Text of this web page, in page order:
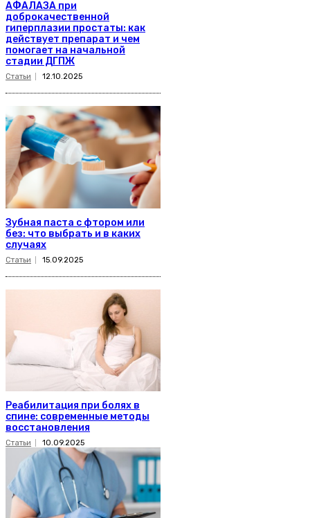
АФАЛАЗА при
доброкачественной
гиперплазии простаты: как
действует препарат и чем
помогает на начальной
стадии ДГПЖ
Статьи 12.10.2025
Зубная паста с фтором или
без: что выбрать и в каких
случаях
Статьи 15.09.2025
Реабилитация при болях в
спине: современные методы
восстановления
Статьи 10.09.2025